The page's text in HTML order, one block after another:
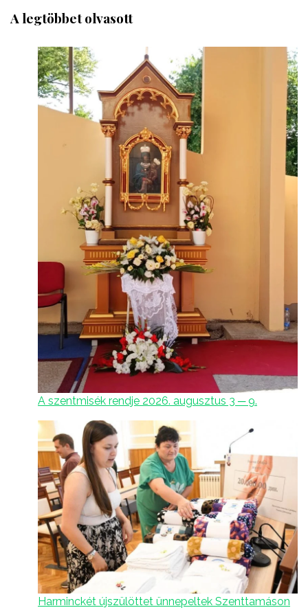
A legtöbbet olvasott
A szentmisék rendje 2026. augusztus 3 ─ 9.
Harminckét újszülöttet ünnepeltek Szenttamáson